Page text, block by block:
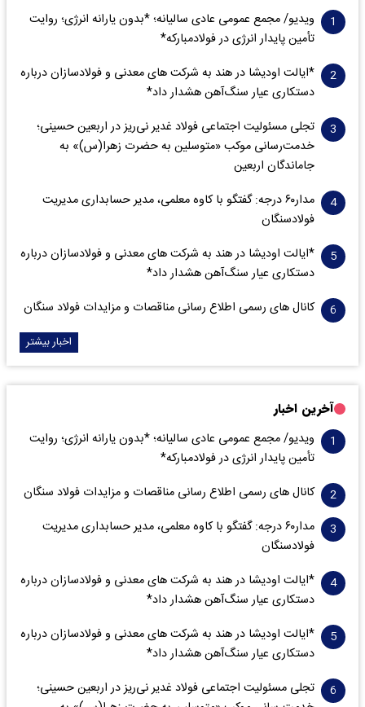
ویدیو/ مجمع عمومی عادی سالیانه؛ *بدون یارانه انرژی؛ روایت
تأمین پایدار انرژی در فولادمبارکه*
*ایالت اودیشا در هند به شرکت های معدنی و فولادسازان درباره
دستکاری عیار سنگ‌آهن هشدار داد*
تجلی مسئولیت اجتماعی فولاد غدیر نی‌ریز در اربعین حسینی؛
خدمت‌رسانی موکب «متوسلین به حضرت زهرا(س)» به
جاماندگان اربعین
مدار‌۶٠ درجه: گفتگو با کاوه معلمی، مدیر حسابداری مدیریت
فولادسنگان
*ایالت اودیشا در هند به شرکت های معدنی و فولادسازان درباره
دستکاری عیار سنگ‌آهن هشدار داد*
کانال های رسمی اطلاع رسانی مناقصات و مزایدات فولاد سنگان
اخبار بیشتر
آخرین اخبار
ویدیو/ مجمع عمومی عادی سالیانه؛ *بدون یارانه انرژی؛ روایت
تأمین پایدار انرژی در فولادمبارکه*
کانال های رسمی اطلاع رسانی مناقصات و مزایدات فولاد سنگان
مدار‌۶٠ درجه: گفتگو با کاوه معلمی، مدیر حسابداری مدیریت
فولادسنگان
*ایالت اودیشا در هند به شرکت های معدنی و فولادسازان درباره
دستکاری عیار سنگ‌آهن هشدار داد*
*ایالت اودیشا در هند به شرکت های معدنی و فولادسازان درباره
دستکاری عیار سنگ‌آهن هشدار داد*
تجلی مسئولیت اجتماعی فولاد غدیر نی‌ریز در اربعین حسینی؛